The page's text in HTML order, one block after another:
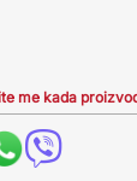
me kada